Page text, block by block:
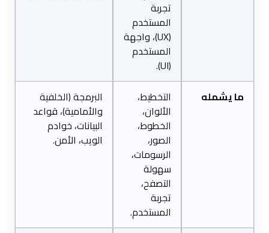
تجربة
المستخدم
(UX)، واجهة
المستخدم
(UI).
ما يشمله
التخطيط،
الألوان،
الخطوط،
الصور،
الرسومات،
سهولة
التصفح،
تجربة
المستخدم.
البرمجة (الخلفية
والأمامية)، قواعد
البيانات، خوادم
الويب، الأمن.